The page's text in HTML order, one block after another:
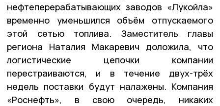
нефтеперерабатывающих заводов «Лукойла»
временно уменьшился объём отпускаемого
этой сетью топлива. Заместитель главы
региона Наталия Макаревич доложила, что
логистические цепочки компании
перестраиваются, и в течение двух-трёх
недель поставки будут налажены. Компания
«Роснефть», в свою очередь, никаких